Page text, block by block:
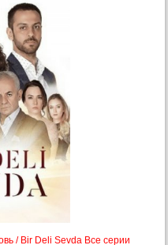
/ Bir Deli Sevda Все серии